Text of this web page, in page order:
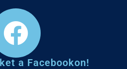
a Facebookon!